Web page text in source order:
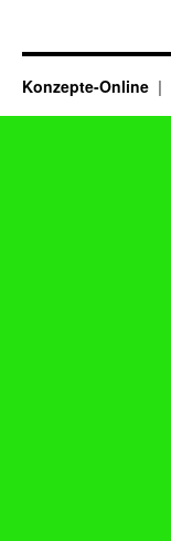
Konzepte-Online